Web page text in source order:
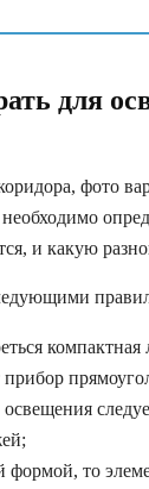
для
фото
и какую
компактная
формой, то